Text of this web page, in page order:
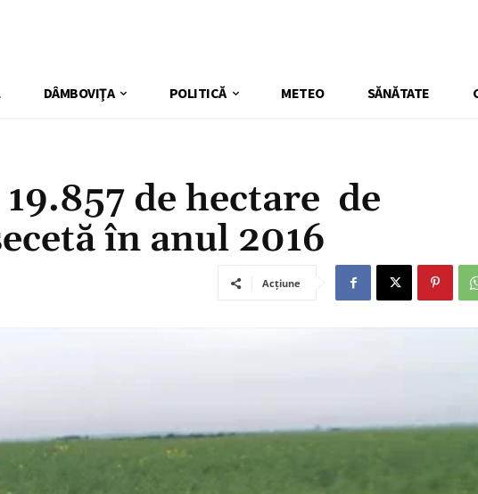
DÂMBOVIŢA POLITICĂ METEO SĂNĂTATE
de hectare de
în anul 2016
Acțiune